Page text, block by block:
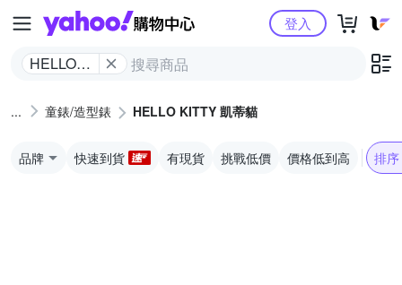
Yahoo購物中心
HELLO
蒂貓
登入
童錶/造型錶 HELLO KITTY 凱蒂貓
品牌 快速到貨 有現貨 挑戰低價 價格低到高 排序